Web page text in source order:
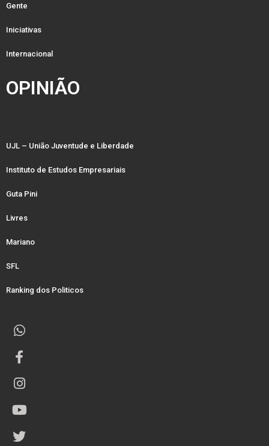
Gente
Iniciativas
Internacional
OPINIÃO
UJL – União Juventude e Liberdade
Instituto de Estudos Empresariais
Guta Pini
Livres
Mariano
SFL
Ranking dos Politicos